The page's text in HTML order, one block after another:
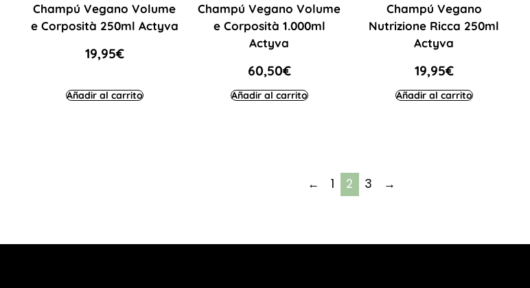
Champú Vegano Volume
e Corposità 250ml Actyva
19,95€
Añadir al carrito
Champú Vegano Volume
e Corposità 1.000ml
Actyva
60,50€
Añadir al carrito
Champú Vegano
Nutrizione Ricca 250ml
Actyva
19,95€
Añadir al carrito
← 1 2 3 →